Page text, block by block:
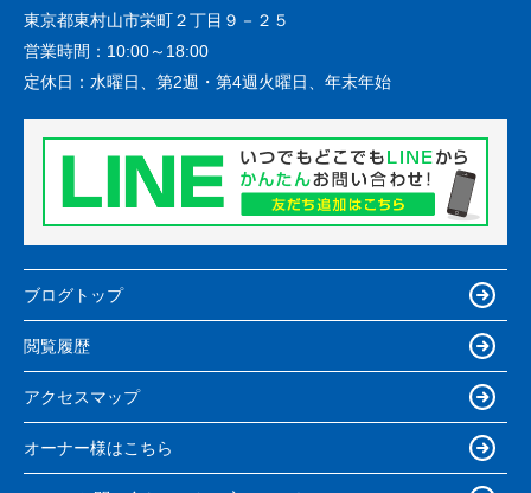
東京都東村山市栄町２丁目９－２５
営業時間： 10:00～18:00
定休日： 水曜日、第2週・第4週火曜日、年末年始
ブログトップ
閲覧履歴
アクセスマップ
オーナー様はこちら